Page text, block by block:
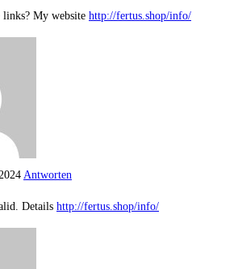
links? My website http://fertus.shop/info/
Antworten
Details http://fertus.shop/info/